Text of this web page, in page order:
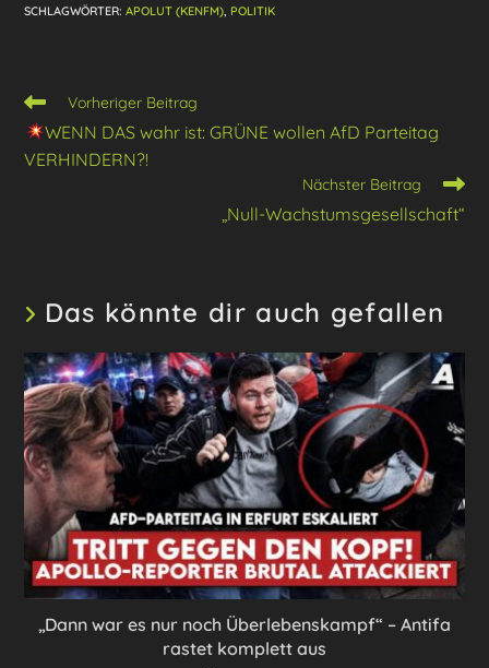
SCHLAGWÖRTER:APOLUT (KENFM) POLITIK
Weitere
Artikel
ansehen
Vorheriger Beitrag
WENN DAS wahr ist: GRÜNE wollen AfD Parteitag
VERHINDERN?!
Nächster Beitrag
„Null-Wachstumsgesellschaft“
Das könnte dir auch gefallen
„Dann war es nur noch Überlebenskampf“ – Antifa
rastet komplett aus